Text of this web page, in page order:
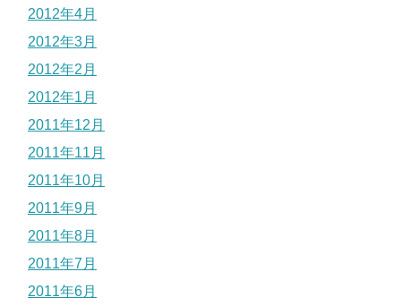
2012年4月
2012年3月
2012年2月
2012年1月
2011年12月
2011年11月
2011年10月
2011年9月
2011年8月
2011年7月
2011年6月